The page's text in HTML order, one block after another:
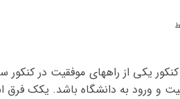
یکی از راههای موفقیت در
و ورود به دانشگاه باشد. یکک فرق